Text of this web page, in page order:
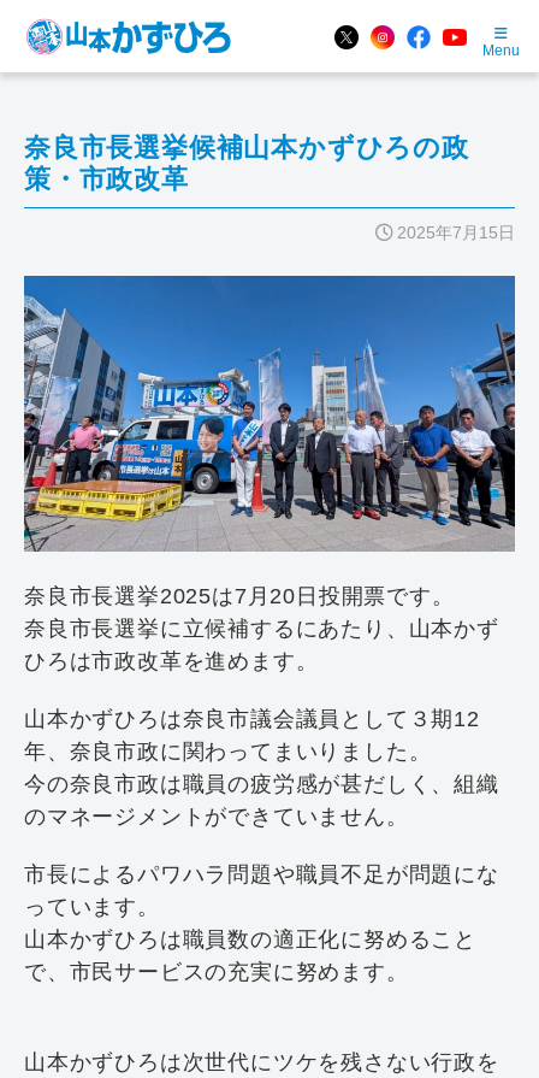
Menu
奈良市長選挙候補山本かずひろの政
策・市政改革
2025年7月15日
奈良市長選挙2025は7月20日投開票です。
奈良市長選挙に立候補するにあたり、山本かず
ひろは市政改革を進めます。
山本かずひろは奈良市議会議員として３期12
年、奈良市政に関わってまいりました。
今の奈良市政は職員の疲労感が甚だしく、組織
のマネージメントができていません。
市長によるパワハラ問題や職員不足が問題にな
っています。
山本かずひろは職員数の適正化に努めること
で、市民サービスの充実に努めます。
山本かずひろは次世代にツケを残さない行政を